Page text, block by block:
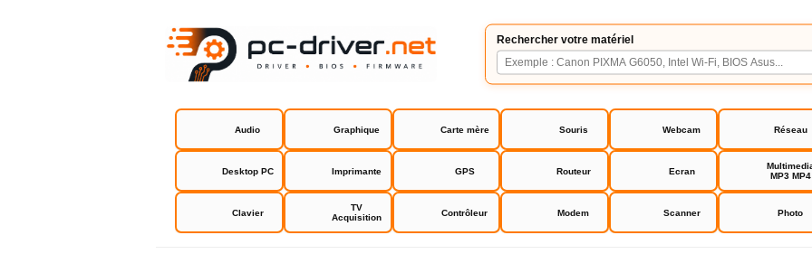
Rechercher votre matériel
Audio Graphique Carte mère Souris Webcam Réseau
Desktop PC Imprimante GPS Routeur Ecran
MP3 MP4
Clavier
TV
Acquisition
Contrôleur Modem Scanner Photo
Archos 705 Wifi firmware update